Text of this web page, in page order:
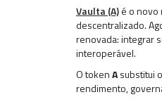
Vaulta (A)é o novo
descentralizado.
renovada: integrar
interoperável.
O tokenAsubstitui
rendimento,